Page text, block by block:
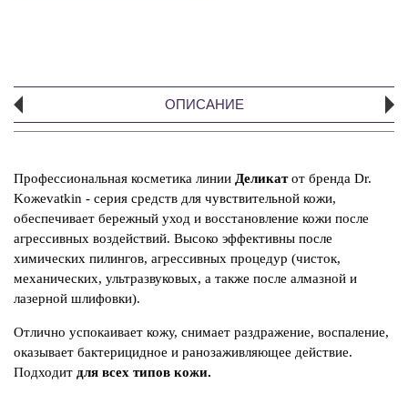
ОПИСАНИЕ
Профессиональная косметика линии Деликатот бренда Dr.
Koжevatkin - серия средств для чувствительной кожи,
обеспечивает бережный уход и восстановление кожи после
агрессивных воздействий. Высоко эффективны после
химических пилингов, агрессивных процедур (чисток,
механических, ультразвуковых, а также после алмазной и
лазерной шлифовки).
Отлично успокаивает кожу, снимает раздражение, воспаление,
оказывает бактерицидное и ранозаживляющее действие.
Подходит для всех типов кожи.